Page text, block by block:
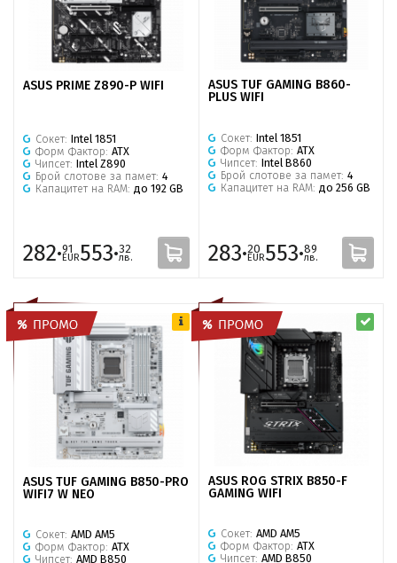
ASUS PRIME Z890-P WIFI
Сокет: Intel 1851
Форм Фактор: ATX
Чипсет: Intel Z890
Брой слотове за памет: 4
Капацитет на RAM: до 192 GB
282·91
EUR553·32
лв.
ASUS TUF GAMING B860-
PLUS WIFI
Сокет: Intel 1851
Форм Фактор: ATX
Чипсет: Intel B860
Брой слотове за памет: 4
Капацитет на RAM: до 256 GB
283·20
EUR553·89
лв.
ASUS TUF GAMING B850-PRO
WIFI7 W NEO
Сокет: AMD AM5
Форм Фактор: ATX
Чипсет: AMD B850
ASUS ROG STRIX B850-F
GAMING WIFI
Сокет: AMD AM5
Форм Фактор: ATX
Чипсет: AMD B850